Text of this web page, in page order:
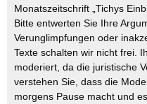
Monatszeitschrift „Tichys
Bitte entwerten Sie Ihre
Verunglimpfungen oder
Texte schalten wir nicht frei.
moderiert, da die juristische
verstehen Sie, dass die
morgens Pause macht und